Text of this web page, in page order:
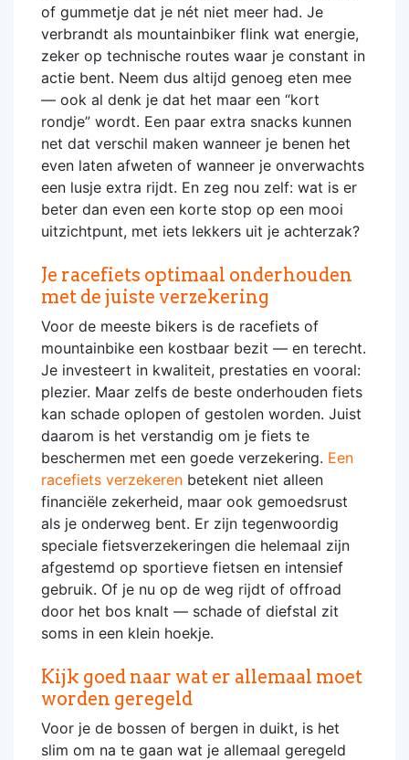
of gummetje dat je nét niet meer had. Je
verbrandt als mountainbiker flink wat energie,
zeker op technische routes waar je constant in
actie bent. Neem dus altijd genoeg eten mee
— ook al denk je dat het maar een “kort
rondje” wordt. Een paar extra snacks kunnen
net dat verschil maken wanneer je benen het
even laten afweten of wanneer je onverwachts
een lusje extra rijdt. En zeg nou zelf: wat is er
beter dan even een korte stop op een mooi
uitzichtpunt, met iets lekkers uit je achterzak?
Je racefiets optimaal onderhouden
met de juiste verzekering
Voor de meeste bikers is de racefiets of
mountainbike een kostbaar bezit — en terecht.
Je investeert in kwaliteit, prestaties en vooral:
plezier. Maar zelfs de beste onderhouden fiets
kan schade oplopen of gestolen worden. Juist
daarom is het verstandig om je fiets te
beschermen met een goede verzekering. Een
racefiets verzekeren betekent niet alleen
financiële zekerheid, maar ook gemoedsrust
als je onderweg bent. Er zijn tegenwoordig
speciale fietsverzekeringen die helemaal zijn
afgestemd op sportieve fietsen en intensief
gebruik. Of je nu op de weg rijdt of offroad
door het bos knalt — schade of diefstal zit
soms in een klein hoekje.
Kijk goed naar wat er allemaal moet
worden geregeld
Voor je de bossen of bergen in duikt, is het
slim om na te gaan wat je allemaal geregeld